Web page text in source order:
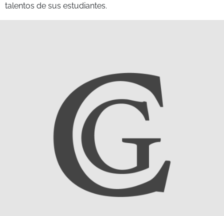
talentos de sus estudiantes.